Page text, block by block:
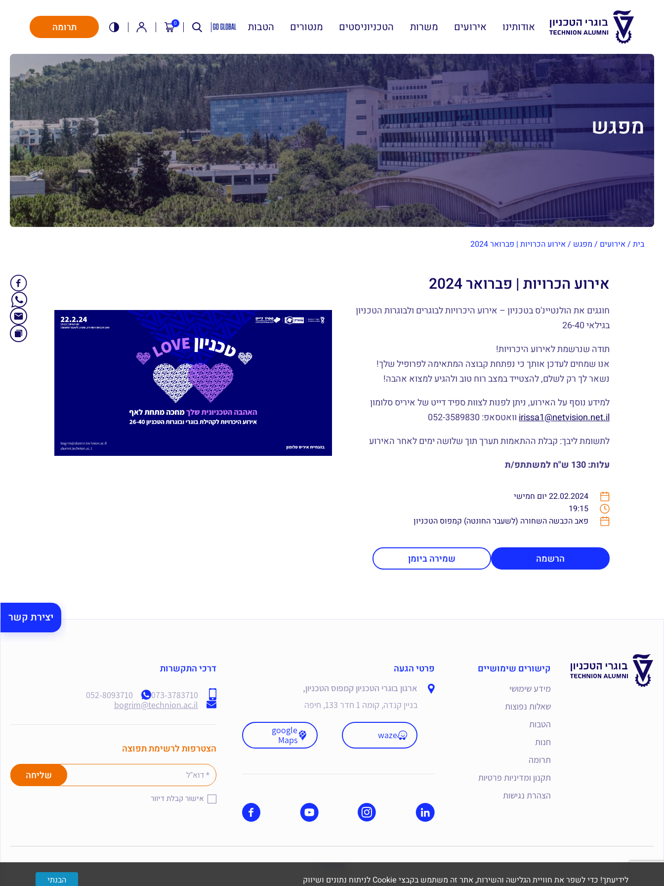
אודותינו אירועים משרות הטכניוניסטים מנטורים הטבות 0 תרומה
מפגש
בית /אירועים / מפגש /אירוע הכרויות | פברואר 2024
אירוע הכרויות | פברואר 2024
חוגגים את הולנטיינ'ס בטכניון – אירוע היכרויות לבוגרים ולבוגרות הטכניון
בגילאי 26-40
תודה שנרשמת לאירוע היכרויות!
אנו שמחים לעדכן אותך כי נפתחת קבוצה המתאימה לפרופיל שלך!
נשאר לך רק לשלם, להצטייד במצב רוח טוב ולהגיע למצוא אהבה!
למידע נוסף על האירוע, ניתן לפנות לצוות ספיד דייט של איריס סלומון
irissa1@netvision.net.ilוואטסאפ: 052-3589830
לתשומת ליבך: קבלת ההתאמות תערך תוך שלושה ימים לאחר האירוע
עלות: 130 ש"ח למשתתפ/ת
22.02.2024 יום חמישי
19:15
פאב הכבשה השחורה (לשעבר החונטה) קמפוס הטכניון
הרשמה שמירה ביומן
יצירת קשר
קישורים שימושיים
מידע שימושי
שאלות נפוצות
הטבות
חנות
תרומה
תקנון ומדיניות פרטיות
הצהרת נגישות
פרטי הגעה
ארגון בוגרי הטכניון קמפוס הטכניון,
בניין קנדה, קומה 1 חדר 133, חיפה
waze
google
Maps
דרכי התקשרות
073-3783710
052-8093710
bogrim@technion.ac.il
הצטרפות לרשימת תפוצה
אישור קבלת דיוור
dooble
לידיעתך! כדי לשפר את חוויית הגלישה והשירות, אתר זה משתמש בקבצי Cookie לניתוח נתונים ושיווק הבנתי